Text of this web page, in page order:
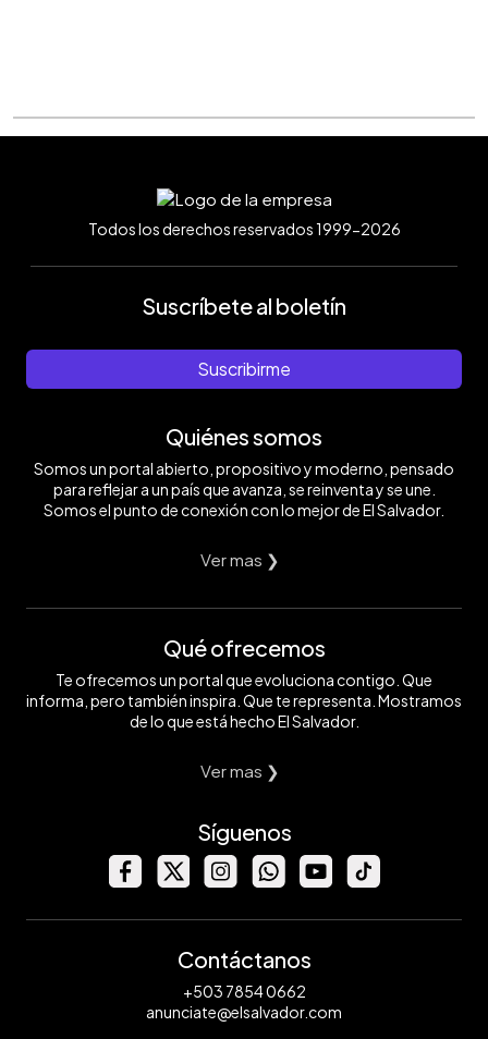
Todos los derechos reservados 1999-2026
Suscríbete al boletín
Suscribirme
Quiénes somos
Somos un portal abierto, propositivo y moderno, pensado
para reflejar a un país que avanza, se reinventa y se une.
Somos el punto de conexión con lo mejor de El Salvador.
Ver mas ❯
Qué ofrecemos
Te ofrecemos un portal que evoluciona contigo. Que
informa, pero también inspira. Que te representa. Mostramos
de lo que está hecho El Salvador.
Ver mas ❯
Síguenos
Contáctanos
+503 7854 0662
anunciate@elsalvador.com